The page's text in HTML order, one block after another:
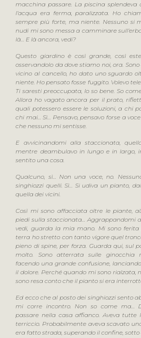
macchina passare. La piscina
l’acqua era ferma, paralizzata. Ho
sempre più forte, ma niente. Nessuno si
nudi mi sono messa a camminare
là… E là ancora, vedi?
Questo giardino è così grande, così
osservandolo da dove stiamo noi, ora.
vicino al cancello, ho dato uno sguardo
niente. Ho pensato fosse fuggito. Volevo
Ti saresti preoccupata, lo so bene. So
Allora ho vagato ancora per il prato,
quali potessero essere le soluzioni, a chi
chi mai… Sì… Pensavo, pensavo forse a
che nessuno mi sentisse.
E avvicinandomi alla staccionata,
mentre deambulavo in lungo e in largo,
sentito una cosa.
Qualcuno, sì… Non una voce, no.
singhiozzi quelli. Sì… Si udiva un pianto,
quella dei vicini.
Così mi sono affacciata oltre le piante,
piedi sulla staccionata… Aggrappandomi a
vedi, guarda la mia mano. Mi sono ferita
terra ho stretto con tanto vigore quel
pieno di spine, per forza. Guarda qui, sul
molto. Sono atterrata sulle ginocchia
facendo una grande confusione,
il dolore. Perché quando mi sono rialzata,
sono resa conto che il pianto si era
Ed ecco che al posto dei singhiozzi sento
mi corre incontro. Non so come ma…
passare nella casa affianco. Aveva tutte
terriccio. Probabilmente aveva scavato
era fatto strada, superando il confine, sotto